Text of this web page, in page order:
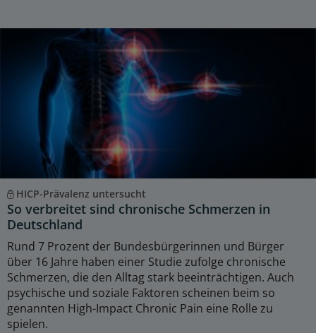
HICP-Prävalenz untersucht
So verbreitet sind chronische Schmerzen in
Deutschland
Rund 7 Prozent der Bundesbürgerinnen und Bürger
über 16 Jahre haben einer Studie zufolge chronische
Schmerzen, die den Alltag stark beeinträchtigen. Auch
psychische und soziale Faktoren scheinen beim so
genannten High-Impact Chronic Pain eine Rolle zu
spielen.